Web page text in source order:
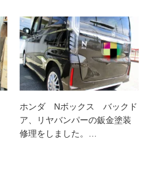
ホンダ Nボックス バックド
ア、リヤバンパーの鈑金塗装
修理をしました。…